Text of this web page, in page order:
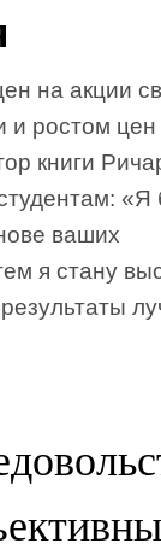
на акции
и ростом цен
книги
«Я
ваших
я стану